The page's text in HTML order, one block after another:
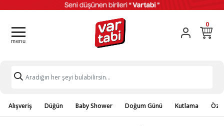
0
Alışveriş Düğün Baby Shower Doğum Günü Kutlama